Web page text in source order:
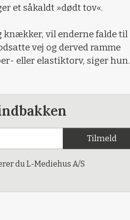
et såkaldt »dødt tov«.
knækker, vil enderne falde til
vej og derved ramme
eller elastiktorv, siger hun.
Tilmeld
du L-Mediehus A/S